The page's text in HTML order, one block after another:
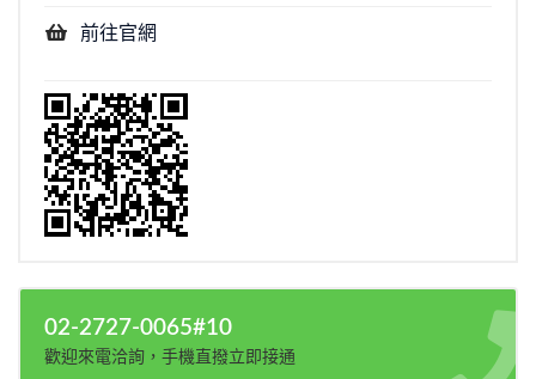
前往官網
02-2727-0065#10
歡迎來電洽詢，手機直撥立即接通